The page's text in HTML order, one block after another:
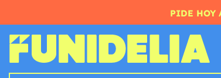
PIDE HOY